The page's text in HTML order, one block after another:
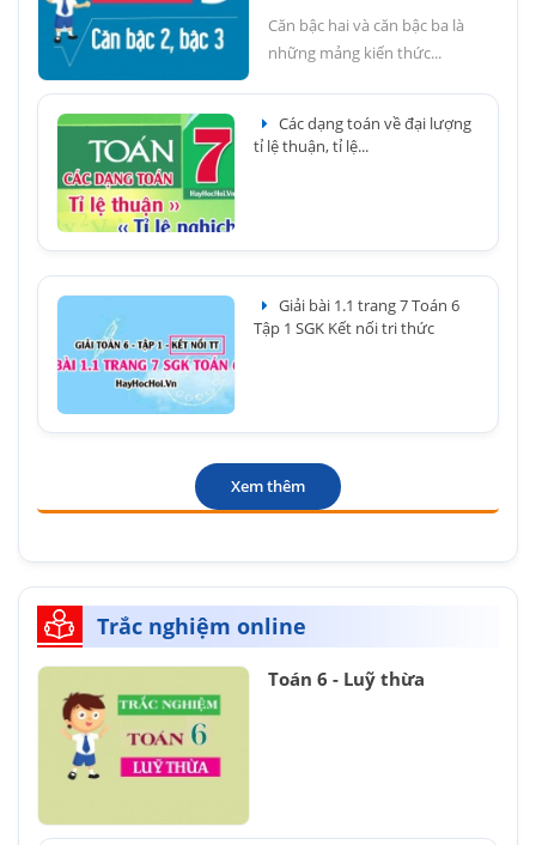
Căn bậc hai và căn bậc ba là
những mảng kiến thức...
Các dạng toán về đại lượng
tỉ lệ thuận, tỉ lệ...
Giải bài 1.1 trang 7 Toán 6
Tập 1 SGK Kết nối tri thức
Xem thêm
Trắc nghiệm online
Toán 6 - Luỹ thừa